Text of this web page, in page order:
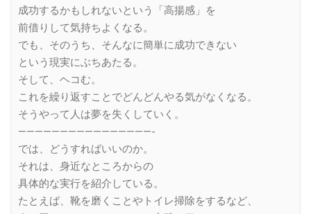
成功するかもしれないという「高揚感」を
前借りして気持ちよくなる。
でも、そのうち、そんなに簡単に成功できない
という現実にぶちあたる。
そして、ヘコむ。
これを繰り返すことでどんどんやる気がなくなる。
そうやって人は夢を失くしていく。
————————————————-
では、どうすればいいのか。
それは、身近なところからの
具体的な実行を紹介している。
たとえば、靴を磨くことやトイレ掃除をするなど、